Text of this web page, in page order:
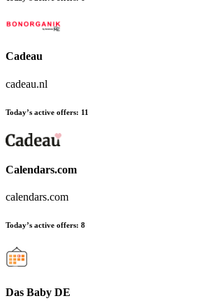
Cadeau
cadeau.nl
Today’s active offers: 11
Calendars.com
calendars.com
Today’s active offers: 8
Das Baby DE